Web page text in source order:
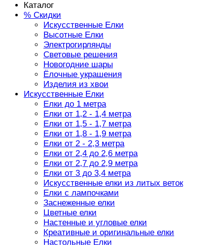
Каталог
% Скидки
Искусственные Елки
Высотные Елки
Электрогирлянды
Световые решения
Новогодние шары
Ёлочные украшения
Изделия из хвои
Искусственные Елки
Елки до 1 метра
Елки от 1,2 - 1,4 метра
Елки от 1,5 - 1,7 метра
Елки от 1,8 - 1,9 метра
Елки от 2 - 2,3 метра
Елки от 2,4 до 2,6 метра
Елки от 2,7 до 2,9 метра
Елки от 3 до 3,4 метра
Искусственные елки из литых веток
Елки с лампочками
Заснеженные елки
Цветные елки
Настенные и угловые елки
Креативные и оригинальные елки
Настольные Елки